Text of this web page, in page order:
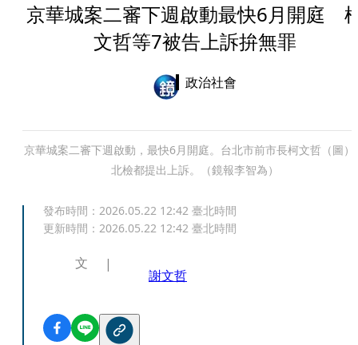
京華城案二審下週啟動最快6月開庭
文哲等7被告上訴拚無罪
政治社會
京華城案二審下週啟動，最快6月開庭。台北市前市長柯文哲（圖）
北檢都提出上訴。（鏡報李智為）
發布時間： 2026.05.22 12:42 臺北時間
更新時間： 2026.05.22 12:42 臺北時間
文
謝文哲